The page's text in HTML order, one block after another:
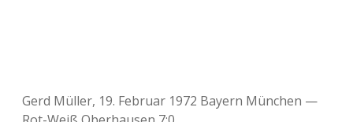
Gerd Müller, 19. Februar 1972 Bayern München —